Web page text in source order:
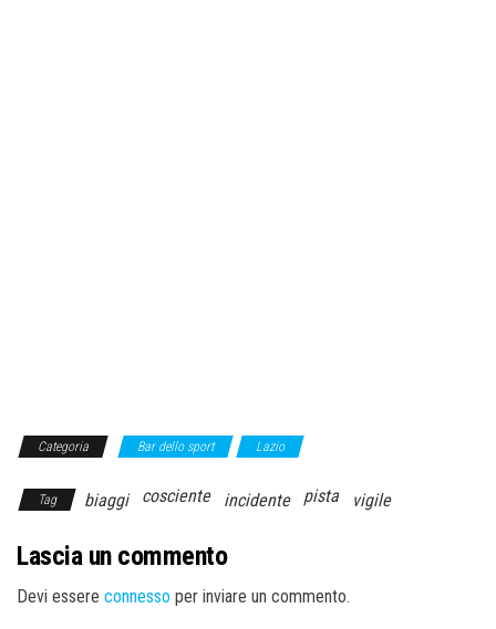
Categoria Bar dello sport Lazio
Tag biaggi cosciente incidente pista vigile
Lascia un commento
Devi essere connesso per inviare un commento.